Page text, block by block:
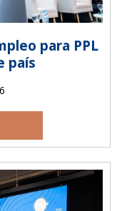
para PPL
país